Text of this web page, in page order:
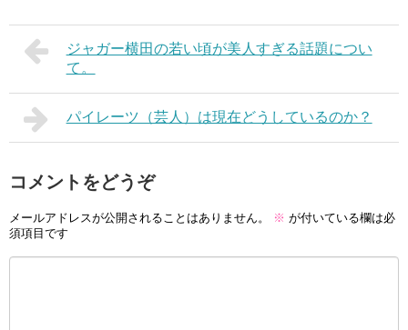
ジャガー横田の若い頃が美人すぎる話題につい
て。
パイレーツ（芸人）は現在どうしているのか？
コメントをどうぞ
メールアドレスが公開されることはありません。 ※ が付いている欄は必
須項目です